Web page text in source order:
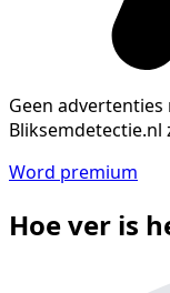
Geen advertenties
Word premium
Hoe ver is